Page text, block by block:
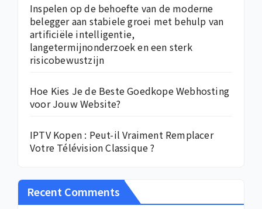
Inspelen op de behoefte van de moderne
belegger aan stabiele groei met behulp van
artificiële intelligentie,
langetermijnonderzoek en een sterk
risicobewustzijn
Hoe Kies Je de Beste Goedkope Webhosting
voor Jouw Website?
IPTV Kopen : Peut-il Vraiment Remplacer
Votre Télévision Classique ?
Recent Comments